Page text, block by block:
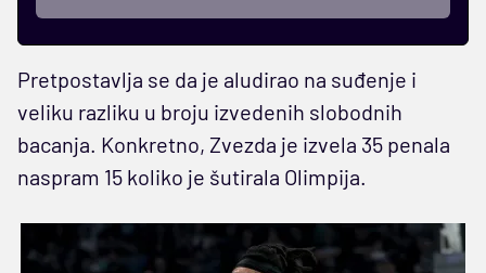
Pretpostavlja se da je aludirao na suđenje i
veliku razliku u broju izvedenih slobodnih
bacanja. Konkretno, Zvezda je izvela 35 penala
naspram 15 koliko je šutirala Olimpija.